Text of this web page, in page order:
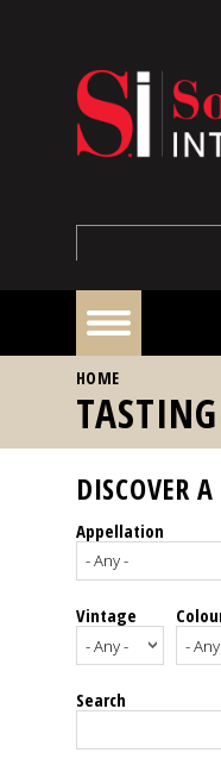
Home
Our
events
Spirits
Tasting
reviews
YOU ARE HERE
HOME
DISCOVER
Appellation
Vintage
Search